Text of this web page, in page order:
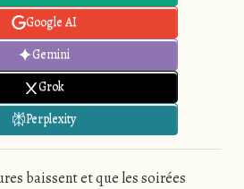
Google AI
Gemini
Grok
Perplexity
baissent et que les soirées